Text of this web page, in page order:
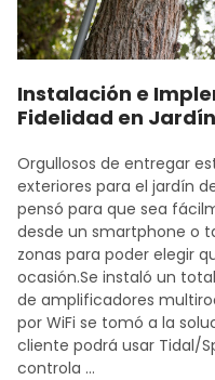
Instalación e
Fidelidad en
Orgullosos de entregar
exteriores para el jardín
pensó para que sea
desde un smartphone o
zonas para poder elegir
ocasión.Se instaló un
de amplificadores
por WiFi se tomó a la
cliente podrá usar Tidal/
controla …